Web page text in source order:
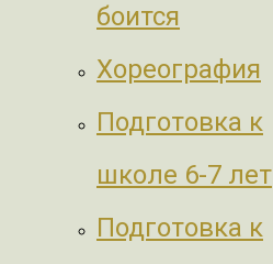
боится
Хореография
Подготовка к
школе 6-7 лет
Подготовка к